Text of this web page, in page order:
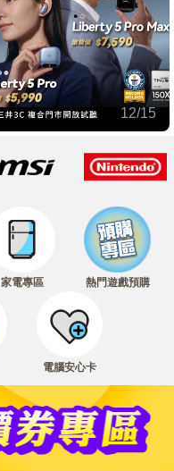
12/15
家電專區 熱門遊戲預購
電腦安心卡